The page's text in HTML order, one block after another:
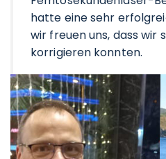
hatte eine sehr
wir freuen uns, dass wir
korrigieren konnten.